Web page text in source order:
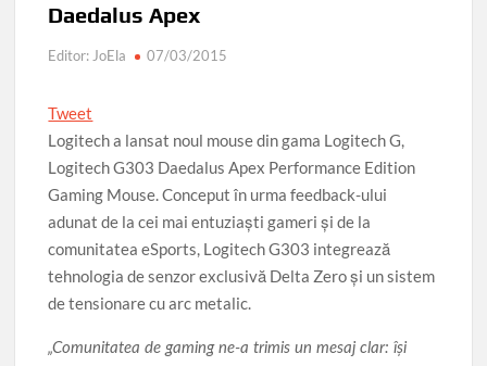
municipiu
AVERTIZARE: Actualizați de urgență aplicațiile de tip
browser bazate pe Chromium
Povestea calendarului si Castelul de lut 2025
Daedalus Apex
Editor: JoEla 07/03/2015
Tweet
Logitech a lansat noul mouse din gama Logitech G,
Logitech G303 Daedalus Apex Performance Edition
Gaming Mouse. Conceput în urma feedback-ului
adunat de la cei mai entuziaşti gameri şi de la
comunitatea eSports, Logitech G303 integrează
tehnologia de senzor exclusivă Delta Zero şi un sistem
de tensionare cu arc metalic.
„Comunitatea de gaming ne-a trimis un mesaj clar: îşi